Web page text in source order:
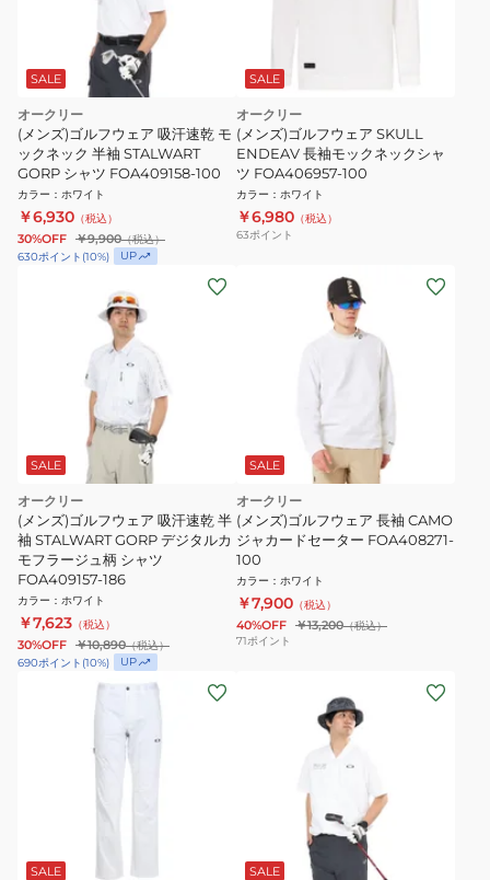
SALE
オークリー
(メンズ)ゴルフウェア 吸汗速乾 モ
ックネック 半袖 STALWART
GORP シャツ FOA409158-100
カラー ： ホワイト
￥6,930 （税込）
30%OFF ￥9,900（税込）
630ポイント (10%) UP
SALE
オークリー
(メンズ)ゴルフウェア SKULL
ENDEAV 長袖モックネックシャ
ツ FOA406957-100
カラー ： ホワイト
￥6,980 （税込）
63ポイント
SALE
オークリー
(メンズ)ゴルフウェア 吸汗速乾 半
袖 STALWART GORP デジタルカ
モフラージュ柄 シャツ
FOA409157-186
カラー ： ホワイト
￥7,623 （税込）
30%OFF ￥10,890（税込）
690ポイント (10%) UP
SALE
オークリー
(メンズ)ゴルフウェア 長袖 CAMO
ジャカードセーター FOA408271-
100
カラー ： ホワイト
￥7,900 （税込）
40%OFF ￥13,200（税込）
71ポイント
SALE SALE